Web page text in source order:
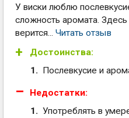
У виски люблю
сложность аромата.
верится... Читать отзыв
Достоинства:
Послевкусие и
Недостатки:
Употреблять в